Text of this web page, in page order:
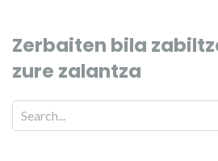
Zerbaiten bila
zure zalantza